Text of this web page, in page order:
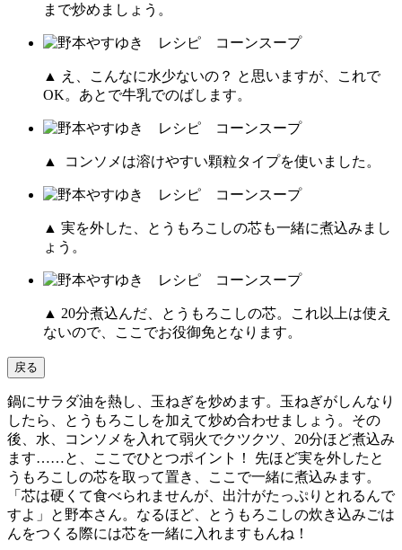
まで炒めましょう。
▲ え、こんなに水少ないの？ と思いますが、これで
OK。あとで牛乳でのばします。
▲ コンソメは溶けやすい顆粒タイプを使いました。
▲ 実を外した、とうもろこしの芯も一緒に煮込みまし
ょう。
▲ 20分煮込んだ、とうもろこしの芯。これ以上は使え
ないので、ここでお役御免となります。
戻る
鍋にサラダ油を熱し、玉ねぎを炒めます。玉ねぎがしんなり
したら、とうもろこしを加えて炒め合わせましょう。その
後、水、コンソメを入れて弱火でクツクツ、20分ほど煮込み
ます……と、ここでひとつポイント！ 先ほど実を外したと
うもろこしの芯を取って置き、ここで一緒に煮込みます。
「芯は硬くて食べられませんが、出汁がたっぷりとれるんで
すよ」と野本さん。なるほど、とうもろこしの炊き込みごは
んをつくる際には芯を一緒に入れますもんね！